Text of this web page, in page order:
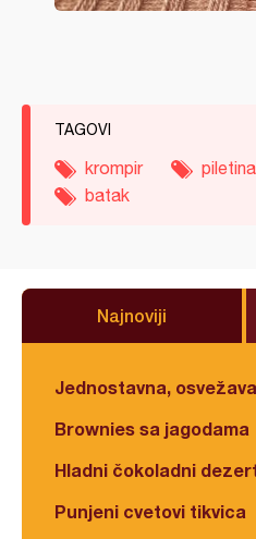
TAGOVI
krompir piletina
batak
Najnoviji
Jednostavna,
Brownies sa jagodama
Hladni čokoladni
Punjeni cvetovi tikvica